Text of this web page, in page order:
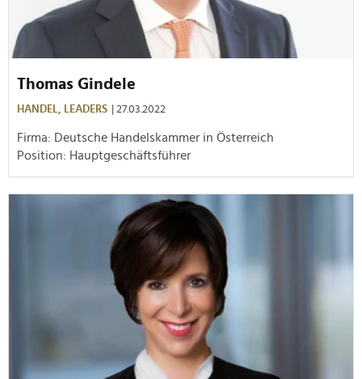
Thomas Gindele
HANDEL, LEADERS | 27.03.2022
Firma: Deutsche Handelskammer in Österreich
Position: Hauptgeschäftsführer